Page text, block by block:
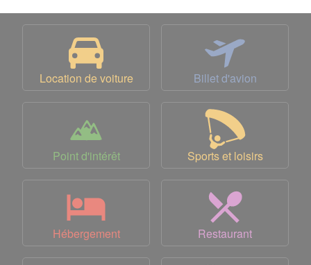
Location de voiture Billet d'avion
Point d'intérêt Sports et loisirs
Hébergement Restaurant